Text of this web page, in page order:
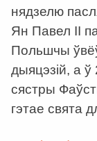
нядзелю
Ян Павел ІІ
Польшчы ўвёў
дыяцэзій, а ў
сястры
гэтае свята